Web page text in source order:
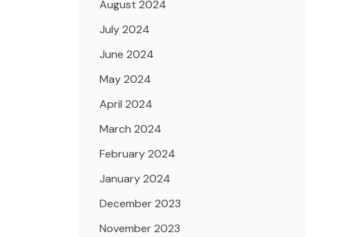
August 2024
July 2024
June 2024
May 2024
April 2024
March 2024
February 2024
January 2024
December 2023
November 2023